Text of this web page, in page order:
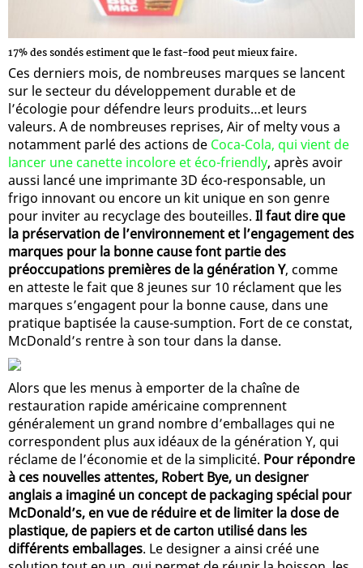
17% des sondés estiment que le fast-food peut mieux faire.
Ces derniers mois, de nombreuses marques se lancent
sur le secteur du développement durable et de
l’écologie pour défendre leurs produits…et leurs
valeurs. A de nombreuses reprises, Air of melty vous a
notamment parlé des actions de Coca-Cola, qui vient de
lancer une canette incolore et éco-friendly, après avoir
aussi lancé une imprimante 3D éco-responsable, un
frigo innovant ou encore un kit unique en son genre
pour inviter au recyclage des bouteilles. Il faut dire que
la préservation de l’environnement et l’engagement des
marques pour la bonne cause font partie des
préoccupations premières de la génération Y, comme
en atteste le fait que 8 jeunes sur 10 réclament que les
marques s’engagent pour la bonne cause, dans une
pratique baptisée la cause-sumption. Fort de ce constat,
McDonald’s rentre à son tour dans la danse.
Alors que les menus à emporter de la chaîne de
restauration rapide américaine comprennent
généralement un grand nombre d’emballages qui ne
correspondent plus aux idéaux de la génération Y, qui
réclame de l’économie et de la simplicité. Pour répondre
à ces nouvelles attentes, Robert Bye, un designer
anglais a imaginé un concept de packaging spécial pour
McDonald’s, en vue de réduire et de limiter la dose de
plastique, de papiers et de carton utilisé dans les
différents emballages. Le designer a ainsi créé une